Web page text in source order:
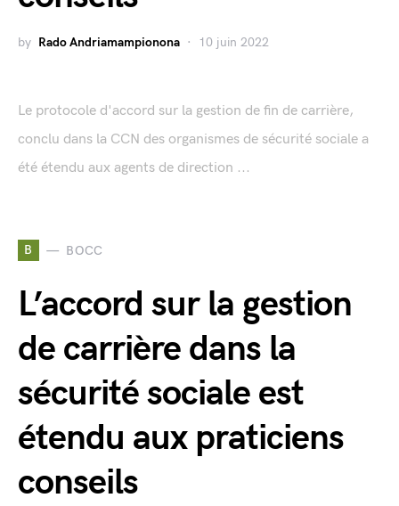
by Rado Andriamampionona 10 juin 2022
Le protocole d'accord sur la gestion de fin de carrière,
conclu dans la CCN des organismes de sécurité sociale a
été étendu aux agents de direction ...
B BOCC
L’accord sur la gestion
de carrière dans la
sécurité sociale est
étendu aux praticiens
conseils